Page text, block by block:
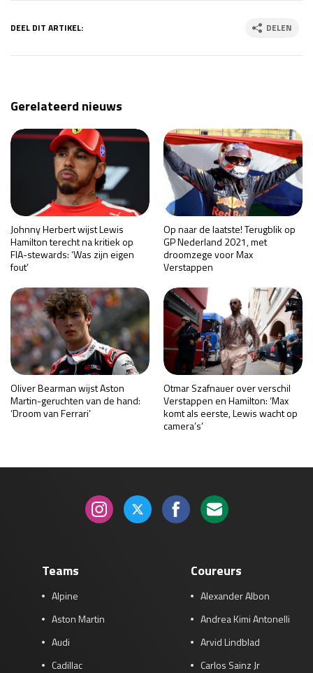
DEEL DIT ARTIKEL: DELEN
Gerelateerd nieuws
Johnny Herbert wijst Lewis
Hamilton terecht na kritiek op
FIA-stewards: ‘Was zijn eigen
fout’
Op naar de laatste! Terugblik op
GP Nederland 2021, met
droomzege voor Max
Verstappen
Oliver Bearman wijst Aston
Martin-geruchten van de hand:
‘Droom van Ferrari’
Otmar Szafnauer over verschil
Verstappen en Hamilton: ‘Max
komt als eerste, Lewis wacht op
camera’s’
Teams
Alpine
Aston Martin
Audi
Cadillac
Coureurs
Alexander Albon
Andrea Kimi Antonelli
Arvid Lindblad
Carlos Sainz Jr